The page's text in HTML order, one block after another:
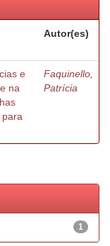
Autor(es)
e
na
Faquinello,
Patrícia
1